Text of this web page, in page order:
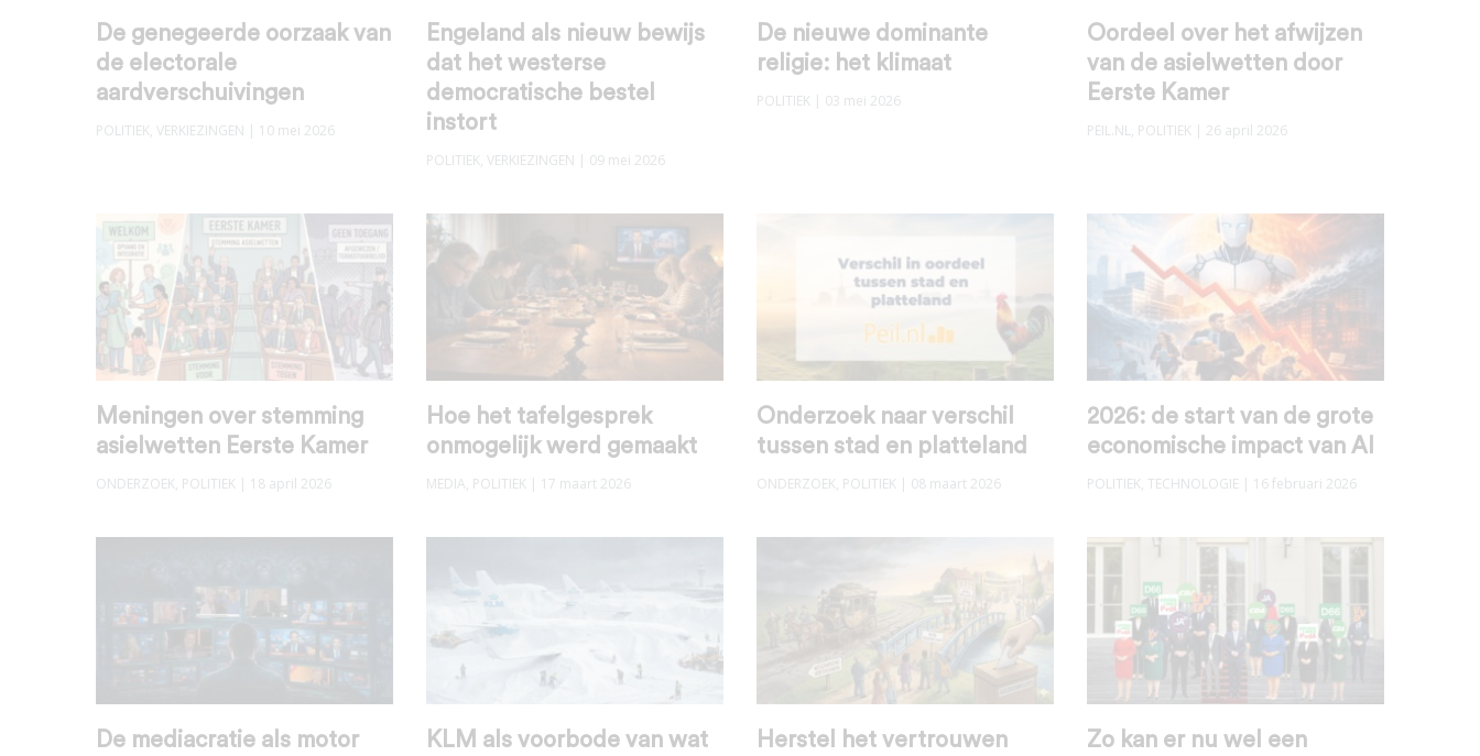
De genegeerde oorzaak van
de electorale
aardverschuivingen
POLITIEK, VERKIEZINGEN | 10 mei 2026
Engeland als nieuw bewijs
dat het westerse
democratische bestel
instort
POLITIEK, VERKIEZINGEN | 09 mei 2026
De nieuwe dominante
religie: het klimaat
POLITIEK | 03 mei 2026
Oordeel over het afwijzen
van de asielwetten door
Eerste Kamer
PEIL.NL, POLITIEK | 26 april 2026
Meningen over stemming
asielwetten Eerste Kamer
ONDERZOEK, POLITIEK | 18 april 2026
Hoe het tafelgesprek
onmogelijk werd gemaakt
MEDIA, POLITIEK | 17 maart 2026
Onderzoek naar verschil
tussen stad en platteland
ONDERZOEK, POLITIEK | 08 maart 2026
2026: de start van de grote
economische impact van AI
POLITIEK, TECHNOLOGIE | 16 februari 2026
De mediacratie als motor
KLM als voorbode van wat
Herstel het vertrouwen
Zo kan er nu wel een